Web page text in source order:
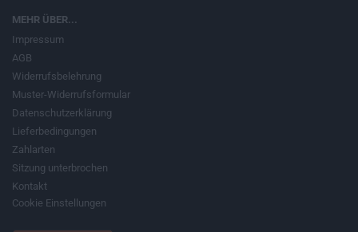
MEHR ÜBER...
Impressum
AGB
Widerrufsbelehrung
Muster-Widerrufsformular
Datenschutzerklärung
Lieferbedingungen
Zahlarten
Sitzung unterbrochen
Kontakt
Cookie Einstellungen